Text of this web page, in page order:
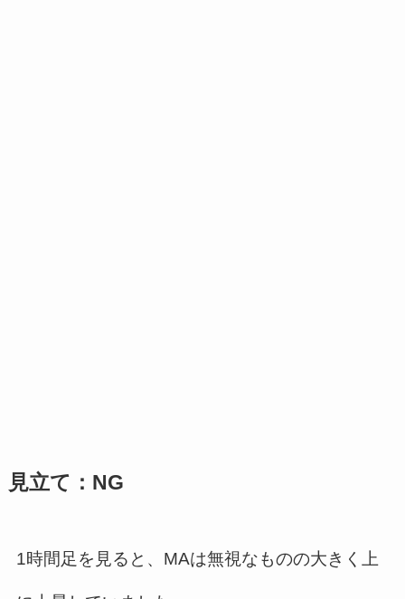
見立て：NG
1時間足を見ると、MAは無視なものの大きく上